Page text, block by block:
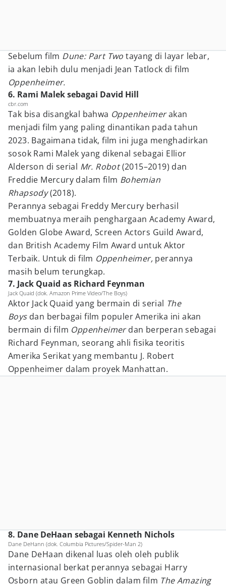
Sebelum film Dune: Part Twotayang di layar lebar,
ia akan lebih dulu menjadi Jean Tatlock di film
Oppenheimer.
6. Rami Malek sebagai David Hill
cbr.com
Tak bisa disangkal bahwa Oppenheimerakan
menjadi film yang paling dinantikan pada tahun
2023. Bagaimana tidak, film ini juga menghadirkan
sosok Rami Malek yang dikenal sebagai Ellior
Alderson di serial Mr. Robot(2015–2019) dan
Freddie Mercury dalam film Bohemian
Rhapsody(2018).
Perannya sebagai Freddy Mercury berhasil
membuatnya meraih penghargaan Academy Award,
Golden Globe Award, Screen Actors Guild Award,
dan British Academy Film Award untuk Aktor
Terbaik. Untuk di film Oppenheimer, perannya
masih belum terungkap.
7. Jack Quaid as Richard Feynman
Jack Quaid (dok. Amazon Prime Video/The Boys)
Aktor Jack Quaid yang bermain di serial The
Boys dan berbagai film populer Amerika ini akan
bermain di film Oppenheimerdan berperan sebagai
Richard Feynman, seorang ahli fisika teoritis
Amerika Serikat yang membantu J. Robert
Oppenheimer dalam proyek Manhattan.
8. Dane DeHaan sebagai Kenneth Nichols
Dane DeHann (dok. Columbia Pictures/Spider-Man 2)
Dane DeHaan dikenal luas oleh oleh publik
internasional berkat perannya sebagai Harry
Osborn atau Green Goblin dalam film The Amazing